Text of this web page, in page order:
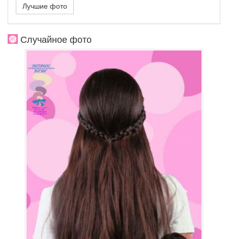
Лучшие фото
Случайное фото